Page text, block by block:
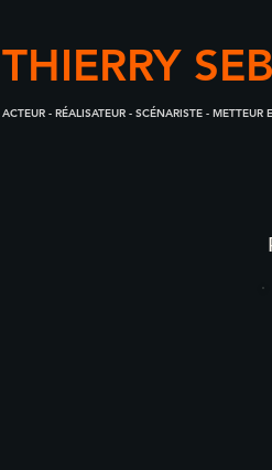
THIERRY
ACTEUR - RÉALISATEUR - SCÉNARISTE - METTEUR